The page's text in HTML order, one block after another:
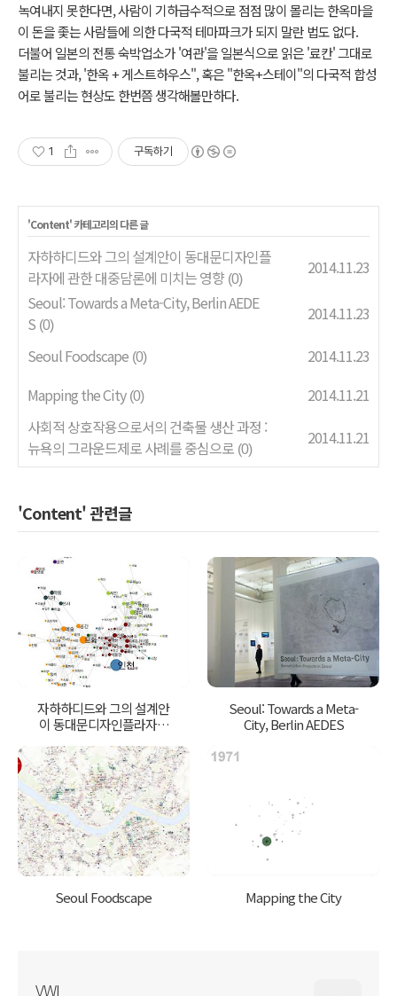
녹여내지 못한다면, 사람이 기하급수적으로 점점 많이 몰리는 한옥마을
이 돈을 좇는 사람들에 의한 다국적 테마파크가 되지 말란 법도 없다.
더불어 일본의 전통 숙박업소가 '여관'을 일본식으로 읽은 '료칸' 그대로
불리는 것과, '한옥 + 게스트하우스", 혹은 "한옥+스테이"의 다국적 합성
어로 불리는 현상도 한번쯤 생각해볼만하다.
1 구독하기
'Content' 카테고리의 다른 글
자하하디드와 그의 설계안이 동대문디자인플
라자에 관한 대중담론에 미치는 영향 (0)
2014.11.23
Seoul: Towards a Meta-City, Berlin AEDE
S (0)
2014.11.23
Seoul Foodscape (0)
2014.11.23
Mapping the City (0)
2014.11.21
사회적 상호작용으로서의 건축물 생산 과정 :
뉴욕의 그라운드제로 사례를 중심으로 (0)
2014.11.21
'Content' 관련글
자하하디드와 그의 설계안
이 동대문디자인플라자에
향
Seoul: Towards a Meta-
City, Berlin AEDES
Seoul Foodscape Mapping the City
VWL